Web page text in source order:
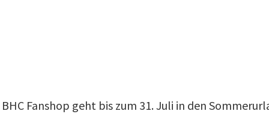
Fanshop geht bis zum 31. Juli in den